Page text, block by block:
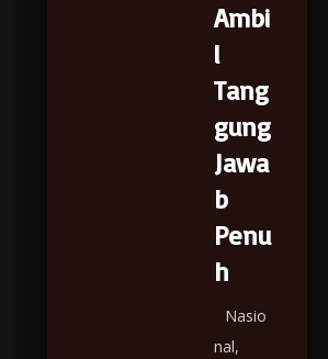
Ambi
l
Tang
gung
Jawa
b
Penu
h
Nasio
nal,